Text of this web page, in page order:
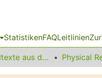
StatistikenFAQLeitlinien
Sonstige Volltexte aus dem Bibliotheksangebot Physical